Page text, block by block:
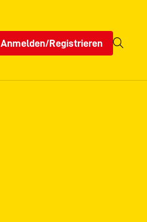
Anmelden/Registrieren